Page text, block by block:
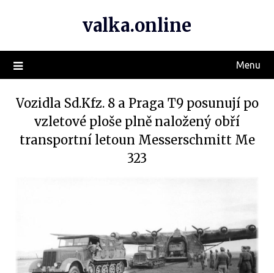
valka.online
Menu
Vozidla Sd.Kfz. 8 a Praga T9 posunují po
vzletové ploše plně naložený obří
transportní letoun Messerschmitt Me
323